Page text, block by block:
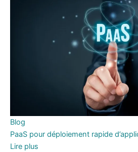
Blog
PaaS pour déploiement rapide
Lire plus